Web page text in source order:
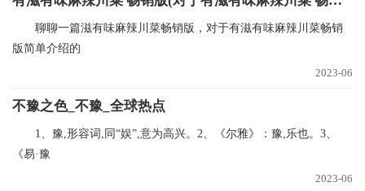
聊聊一篇滋有味麻辣川菜畅销版，对于有滋有味麻辣川菜畅销
版简单介绍的
2023-06
不豫之色_不豫_全球热点
1、豫,形容词,同“娱”,意为高兴。2、《尔雅》：豫,乐也。3、
《易·豫
2023-06